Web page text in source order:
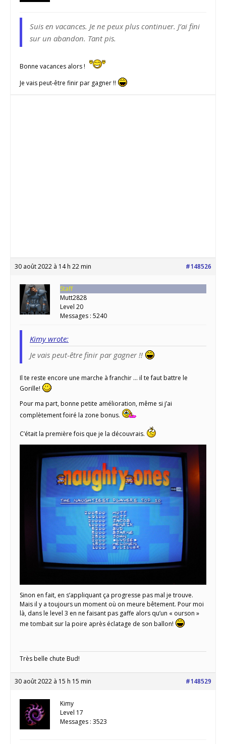
Suis en vacances. Je ne peux plus continuer. J’ai fini
sur un abandon. Tant pis.
Bonne vacances alors !
Je vais peut-être finir par gagner !!
30 août 2022 à 14 h 22 min #148526
Staff
Mutt2828
Level 20
Messages : 5240
Kimy wrote:
Je vais peut-être finir par gagner !!
Il te reste encore une marche à franchir … il te faut battre le
Gorille!
Pour ma part, bonne petite amélioration, même si j’ai
complètement foiré la zone bonus.
C’était la première fois que je la découvrais.
Sinon en fait, en s’appliquant ça progresse pas mal je trouve.
Mais il y a toujours un moment où on meure bêtement. Pour moi
là, dans le level 3 en ne faisant pas gaffe alors qu’un « ourson »
me tombait sur la poire après éclatage de son ballon!
Très belle chute Bud!
30 août 2022 à 15 h 15 min #148529
Kimy
Level 17
Messages : 3523